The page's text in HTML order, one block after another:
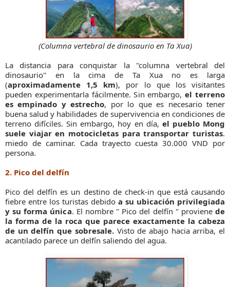
(Columna vertebral de dinosaurio en Ta Xua)
La distancia para conquistar la "columna vertebral del
dinosaurio" en la cima de Ta Xua no es larga
(aproximadamente 1,5 km), por lo que los visitantes
pueden experimentarla fácilmente. Sin embargo,el terreno
es empinado y estrecho, por lo que es necesario tener
buena salud y habilidades de supervivencia en condiciones de
terreno difíciles. Sin embargo, hoy en día, el pueblo Mong
suele viajar en motocicletas para transportar turistas.
miedo de caminar. Cada trayecto cuesta 30.000 VND por
persona.
2. Pico del delfín
Pico del delfín es un destino de check-in que está causando
fiebre entre los turistas debido a su ubicación privilegiada
y su forma única. El nombre " Pico del delfín " proviene de
la forma de la roca que parece exactamente la cabeza
de un delfín que sobresale.Visto de abajo hacia arriba, el
acantilado parece un delfín saliendo del agua.